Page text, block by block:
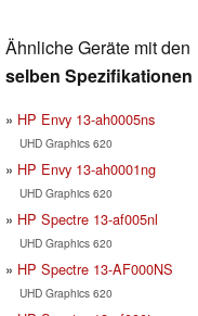
Ähnliche Geräte mit den
selben Spezifikationen
HP Envy 13-ah0005ns
UHD Graphics 620
HP Envy 13-ah0001ng
UHD Graphics 620
HP Spectre 13-af005nl
UHD Graphics 620
HP Spectre 13-AF000NS
UHD Graphics 620